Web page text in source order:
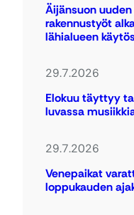
Äijänsuon
rakennustyöt
lähialueen
29.7.2026
Elokuu täyttyy
luvassa
29.7.2026
Venepaikat
loppukauden